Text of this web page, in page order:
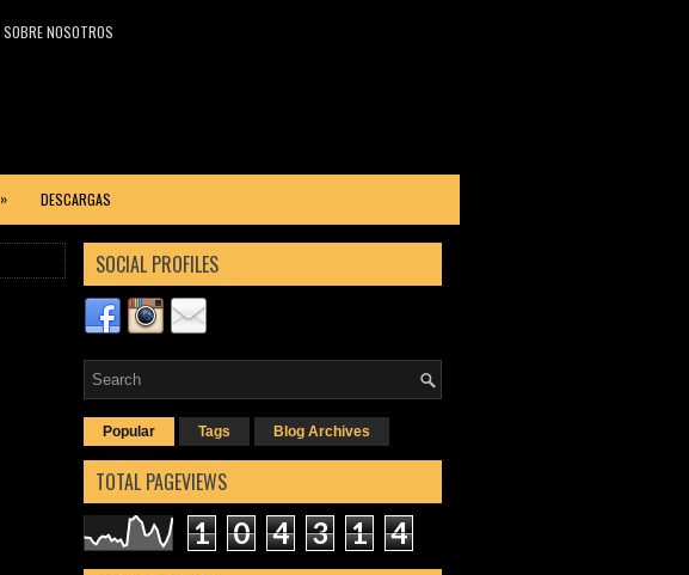
SOBRE NOSOTROS
» DESCARGAS
SOCIAL PROFILES
Popular Tags Blog Archives
TOTAL PAGEVIEWS
1 0 4 3 1 4